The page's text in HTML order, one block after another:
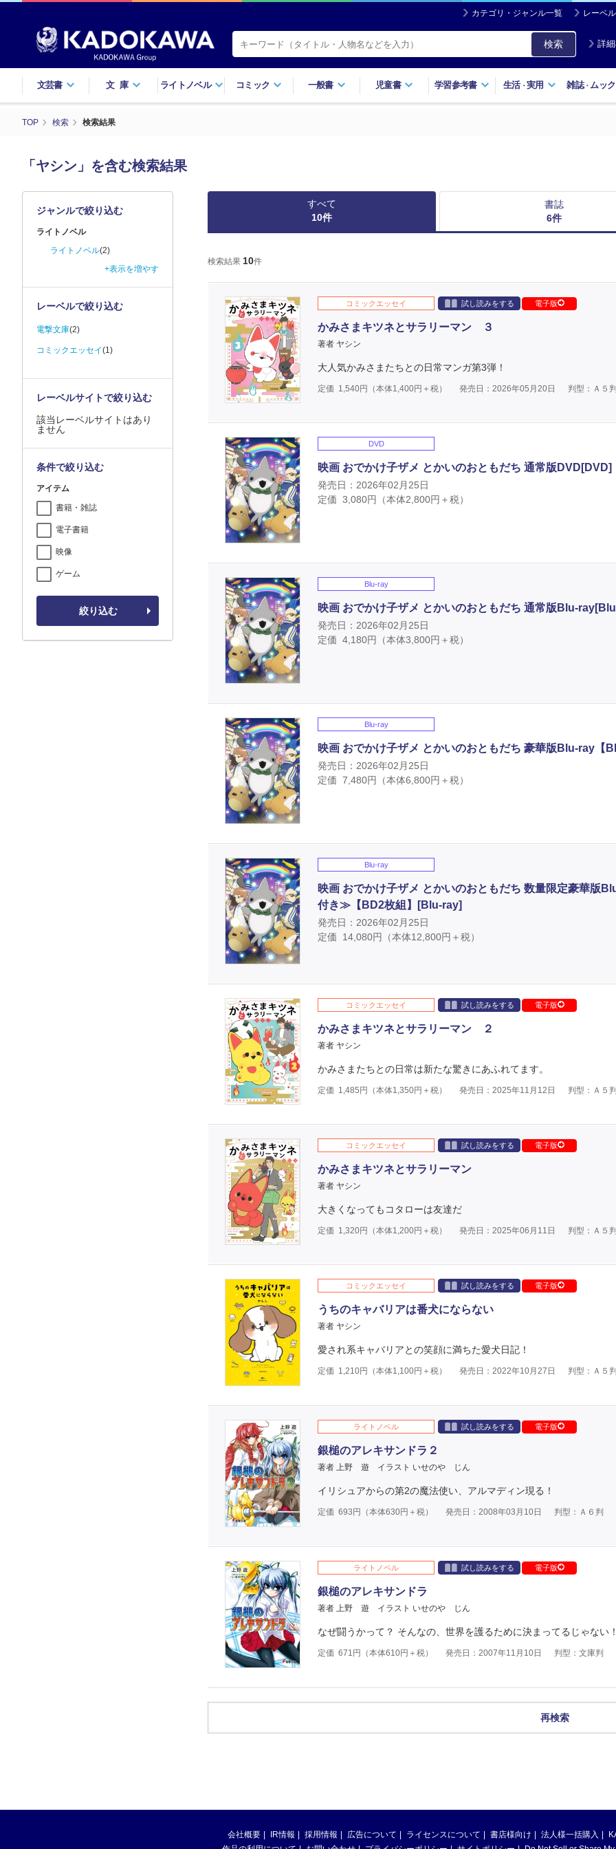
カテゴリ・ジャンル一覧 レーベ
検索 詳
文芸書 文庫 ライトノベル コミック 一般書 児童書 学習参考書 生活・実用 雑誌・ ムック
TOP 検索 検索結果
「ヤシン」を含む検索結果
すべて
10件
書誌
6件
検索結果 10件
コミックエッセイ 試し読みをする 電子版
かみさまキツネとサラリーマン ３
著者 ヤシン
大人気かみさまたちとの日常マンガ第3弾！
定価 1,540円（本体1,400円＋税） 発売日：2026年05月20日 判型：Ａ５
DVD
映画 おでかけ子ザメ とかいのおともだち 通常版DVD[DVD]
発売日：2026年02月25日
定価 3,080円（本体2,800円＋税）
Blu-ray
映画 おでかけ子ザメ とかいのおともだち 通常版Blu-
発売日：2026年02月25日
定価 4,180円（本体3,800円＋税）
Blu-ray
映画 おでかけ子ザメ とかいのおともだち 豪華版Blu-ray【
発売日：2026年02月25日
定価 7,480円（本体6,800円＋税）
Blu-ray
映画 おでかけ子ザメ とかいのおともだち 数量限定豪華版
付き≫【BD2枚組】[Blu-ray]
発売日：2026年02月25日
定価 14,080円（本体12,800円＋税）
コミックエッセイ 試し読みをする 電子版
かみさまキツネとサラリーマン ２
著者 ヤシン
かみさまたちとの日常は新たな驚きにあふれてます。
定価 1,485 円（本体1,350円＋税） 発売日：2025年11月12日 判型：Ａ５
コミックエッセイ 試し読みをする 電子版
かみさまキツネとサラリーマン
著者 ヤシン
大きくなってもコタローは友達だ
定価 1,320円（本体1,200円＋税） 発売日：2025年06月11日 判型：Ａ５
コミックエッセイ 試し読みをする 電子版
うちのキャバリアは番犬にならない
著者 ヤシン
愛され系キャバリアとの笑顔に満ちた愛犬日記！
定価 1,210円（本体1,100円＋税） 発売日：2022年10月27日 判型：Ａ５
ライトノベル 試し読みをする 電子版
銀槌のアレキサンドラ２
著者 上野 遊 イラスト いせのや じん
イリシュアからの第2の魔法使い、アルマディン現る！
定価 693 円（本体630円＋税） 発売日：2008年03月10日 判型：Ａ６判
ライトノベル 試し読みをする 電子版
銀槌のアレキサンドラ
著者 上野 遊 イラスト いせのや じん
なぜ闘うかって？ そんなの、世界を護るために決まってるじゃない
定価 671 円（本体610円＋税） 発売日：2007年11月10日 判型：文庫判
再検索
ジャンルで絞り込む
ライトノベル
ライトノベル(2)
+表示を増やす
レーベルで絞り込む
電撃文庫(2)
コミックエッセイ(1)
レーベルサイトで絞り込む
該当レーベルサイトはあり
ません
条件で絞り込む
アイテム
書籍・雑誌
電子書籍
映像
ゲーム
絞り込む
会社概要 IR情報 採用情報 広告について ライセンスについて 書店様向け 法人様一括購入